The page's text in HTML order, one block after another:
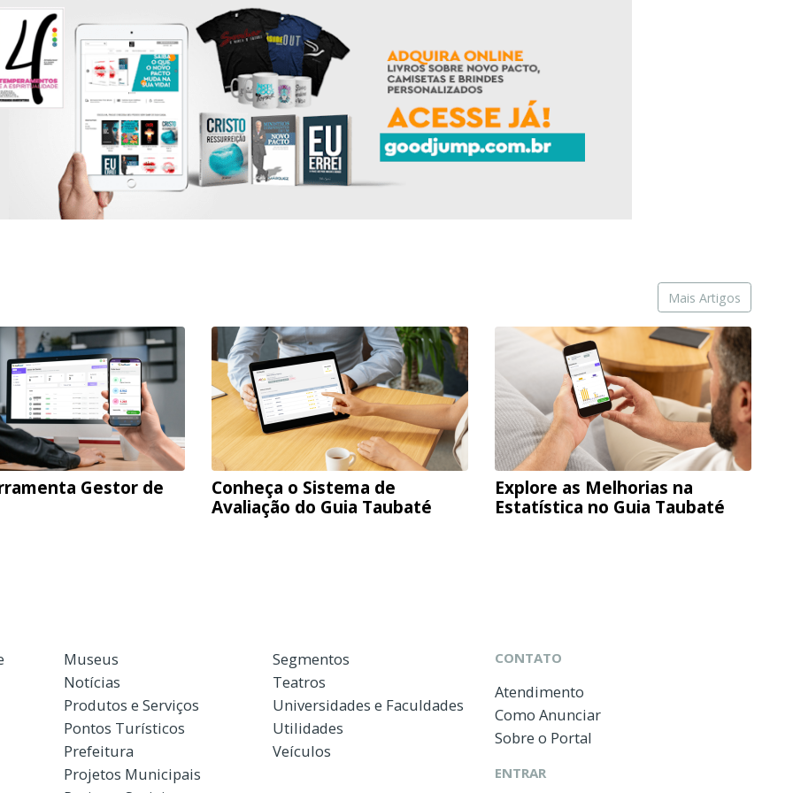
Mais Artigos
Gestor de
Conheça o Sistema de
Avaliação do Guia Taubaté
Explore as Melhorias na
Estatística no Guia Taubaté
Museus
Notícias
Produtos e Serviços
Pontos Turísticos
Prefeitura
Projetos Municipais
Segmentos
Teatros
Universidades e Faculdades
Utilidades
Veículos
CONTATO
Atendimento
Como Anunciar
Sobre o Portal
ENTRAR